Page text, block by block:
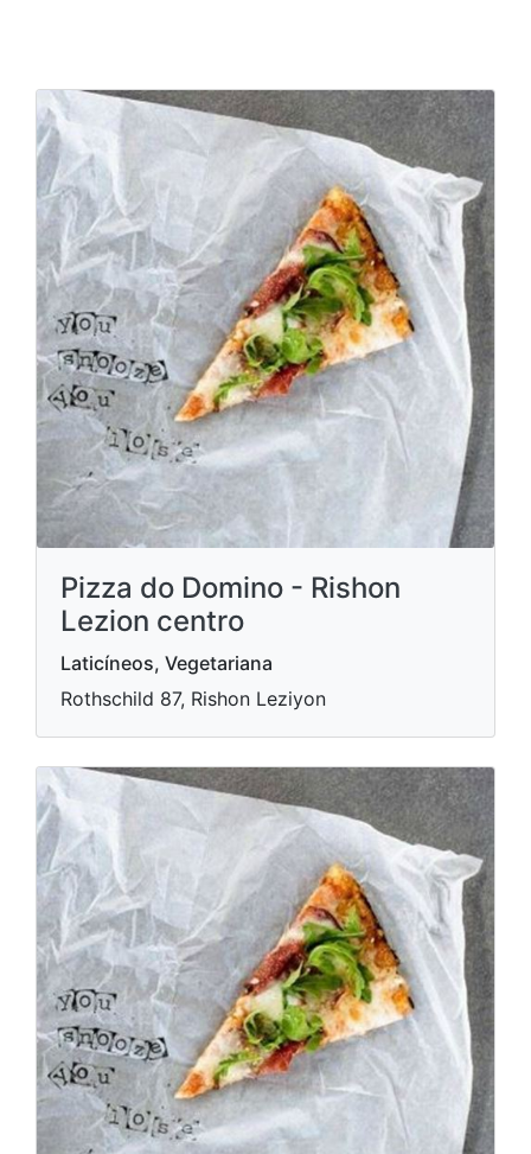
Pizza do Domino - Rishon
Lezion centro
Laticíneos, Vegetariana
Rothschild 87, Rishon Leziyon